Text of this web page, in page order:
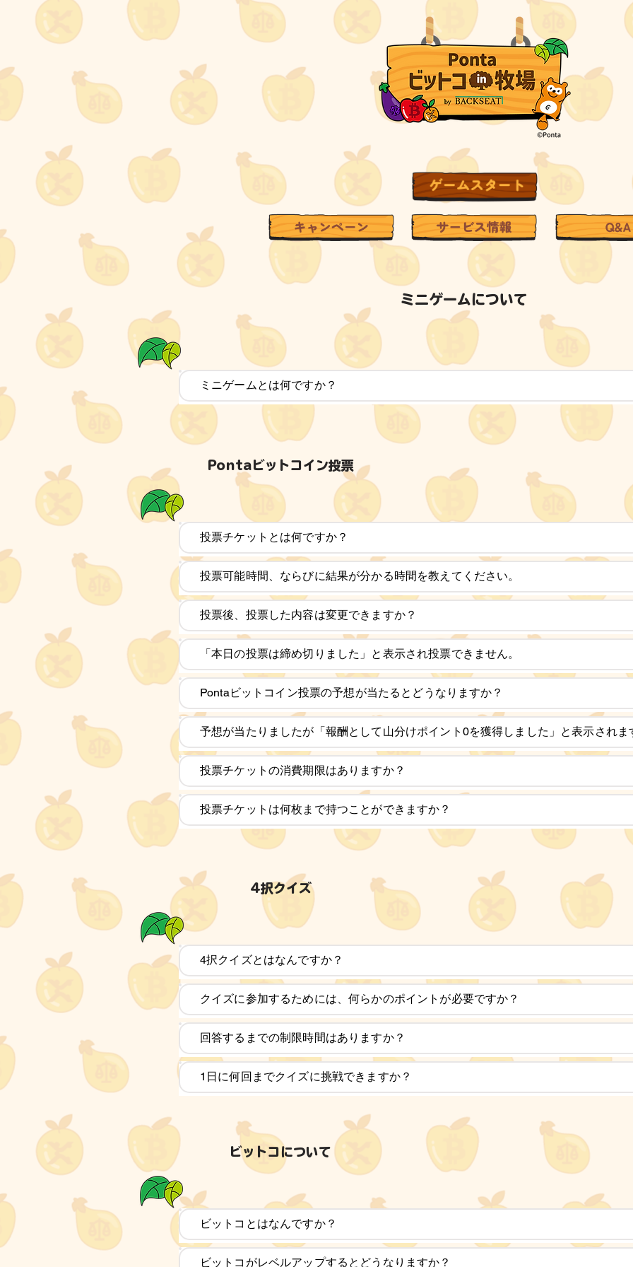
ミニゲームについて
ミニゲームとは何ですか？
Pontaビットコイン投票
投票チケットとは何ですか？
投票可能時間、ならびに結果が分かる時間を教えてください。
投票後、投票した内容は変更できますか？
「本日の投票は締め切りました」と表示され投票できません。
Pontaビットコイン投票の予想が当たるとどうなりますか？
予想が当たりましたが「報酬として山分けポイント0を獲得しました」と表示されま
投票チケットの消費期限はありますか？
投票チケットは何枚まで持つことができますか？
4択クイズ
4択クイズとはなんですか？
クイズに参加するためには、何らかのポイントが必要ですか？
回答するまでの制限時間はありますか？
1日に何回までクイズに挑戦できますか？
ビットコについて
ビットコとはなんですか？
ビットコがレベルアップするとどうなりますか？